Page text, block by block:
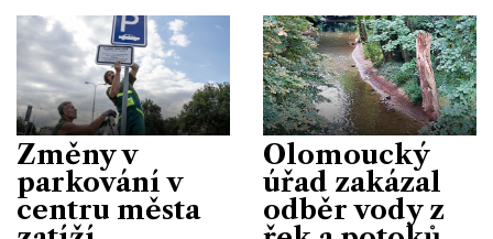
Změny v
parkování v
centru města
Olomoucký
úřad zakázal
odběr vody z